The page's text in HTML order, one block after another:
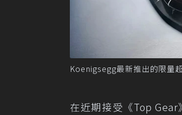
Koenigsegg最新推出的限量
在近期接受《Top